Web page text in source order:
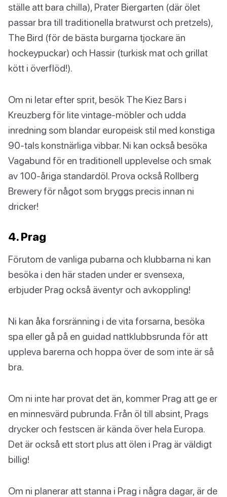
ställe att bara chilla), Prater Biergarten (där ölet
passar bra till traditionella bratwurst och pretzels),
The Bird (för de bästa burgarna tjockare än
hockeypuckar) och Hassir (turkisk mat och grillat
kött i överflöd!).
Om ni letar efter sprit, besök The Kiez Bars i
Kreuzberg för lite vintage-möbler och udda
inredning som blandar europeisk stil med konstiga
90-tals konstnärliga vibbar. Ni kan också besöka
Vagabund för en traditionell upplevelse och smak
av 100-åriga standardöl. Prova också Rollberg
Brewery för något som bryggs precis innan ni
dricker!
4. Prag
Förutom de vanliga pubarna och klubbarna ni kan
besöka i den här staden under er svensexa,
erbjuder Prag också äventyr och avkoppling!
Ni kan åka forsränning i de vita forsarna, besöka
spa eller gå på en guidad nattklubbsrunda för att
uppleva barerna och hoppa över de som inte är så
bra.
Om ni inte har provat det än, kommer Prag att ge er
en minnesvärd pubrunda. Från öl till absint, Prags
drycker och festscen är kända över hela Europa.
Det är också ett stort plus att ölen i Prag är väldigt
billig!
Om ni planerar att stanna i Prag i några dagar, är de